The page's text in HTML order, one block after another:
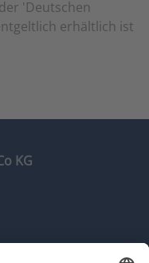
'Deutschen
erhältlich ist
KG